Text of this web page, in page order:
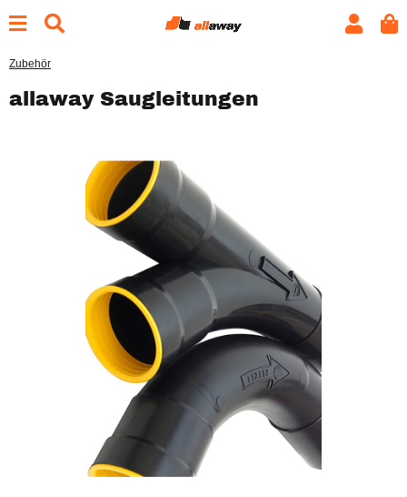
Zubehör
allaway Saugleitungen